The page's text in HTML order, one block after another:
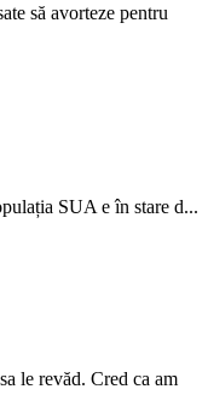
să avorteze pentru
SUA e în stare d...
le revăd. Cred ca am